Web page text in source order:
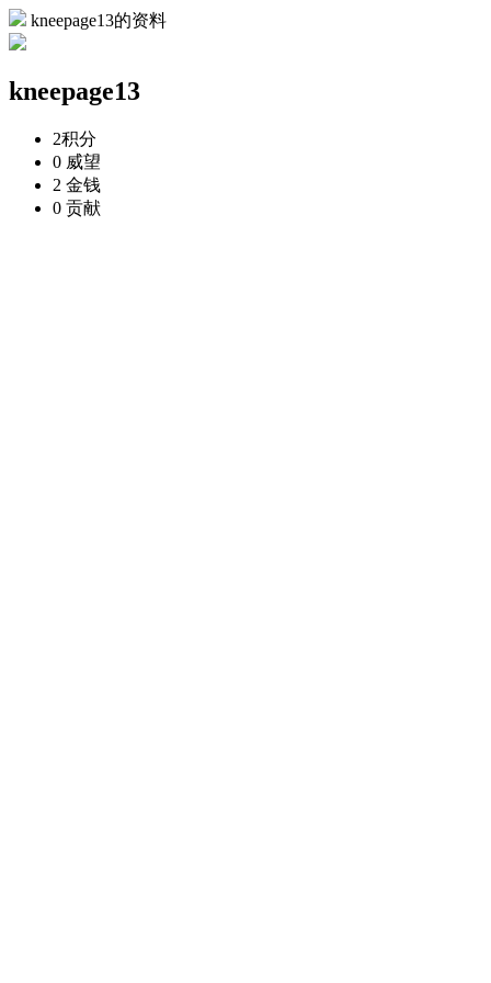
kneepage13的资料
kneepage13
2积分
0 威望
2 金钱
0 贡献